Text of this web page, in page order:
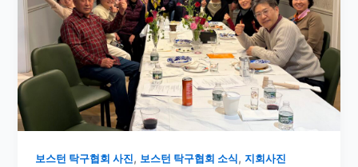
보스턴 탁구협회 사진, 보스턴 탁구협회 소식,지회사진